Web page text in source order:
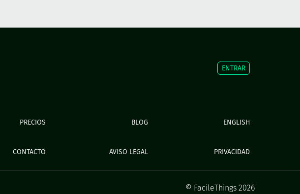
ENTRAR
PRECIOS BLOG ENGLISH
CONTACTO AVISO LEGAL PRIVACIDAD
© FacileThings 2026